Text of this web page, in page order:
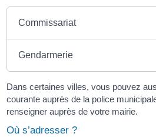
Commissariat
Gendarmerie
Dans certaines villes, vous pouvez
courante auprès de la police
renseigner auprès de votre mairie.
Où s’adresser ?